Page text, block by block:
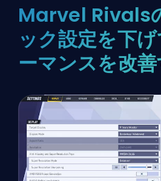
Marvel Rivals
ック設定を下
ーマンスを改